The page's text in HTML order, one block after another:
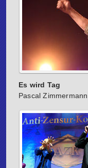
Es wird Tag
Pascal